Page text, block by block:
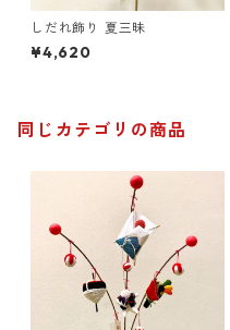
しだれ飾り 夏三昧
¥4,620
同じカテゴリの商品